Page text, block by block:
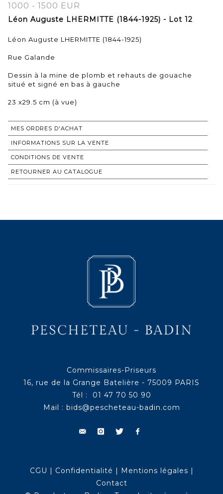
1000 - 1500 EUR
Léon Auguste LHERMITTE (1844-1925) - Lot 12
Léon Auguste LHERMITTE (1844-1925)
Rue Galande
Dessin à la mine de plomb et rehauts de gouache
situé et signé en bas à gauche
23 x29.5 cm (à vue)
MES ORDRES D'ACHAT
INFORMATIONS SUR LA VENTE
CONDITIONS DE VENTE
RETOURNER AU CATALOGUE
Commissaires-Priseurs
16, rue de la Grange Batelière - 75009 PARIS
Tél : 01 47 70 50 90
Mail : bids@pescheteau-badin.com
CGU | Confidentialité | Mentions légales |
Contact